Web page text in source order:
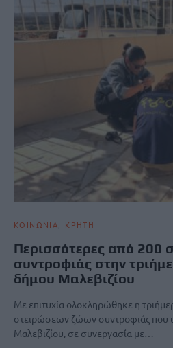
ΚΟΙΝΩΝΙΑ ΚΡΗΤΗ
Περισσότερες από 200
συντροφιάς στην
δήμου Μαλεβιζίου
Με επιτυχία ολοκληρώθηκε η
στειρώσεων ζώων συντροφιάς που
Μαλεβιζίου, σε συνεργασία με…